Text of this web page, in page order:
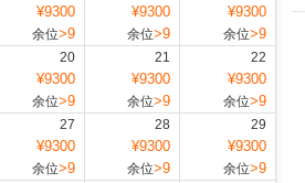
¥9300
余位>9
¥9300
余位>9
¥9300
余位>9
20
¥9300
余位>9
21
¥9300
余位>9
22
¥9300
余位>9
27
¥9300
余位>9
28
¥9300
余位>9
29
¥9300
余位>9